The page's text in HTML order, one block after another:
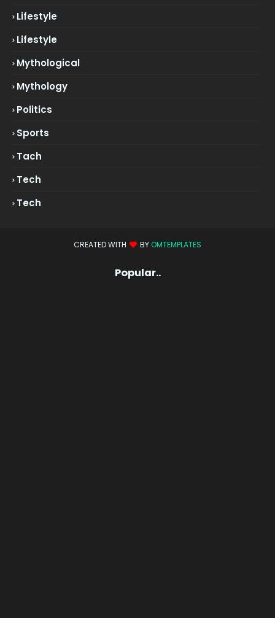
Lifestyle
Lifestyle
Mythological
Mythology
Politics
Sports
Tach
Tech
Tech
CREATED WITH BY OMTEMPLATES
Popular..